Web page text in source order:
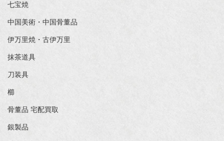
七宝焼
中国美術・中国骨董品
伊万里焼・古伊万里
抹茶道具
刀装具
櫛
骨董品 宅配買取
銀製品